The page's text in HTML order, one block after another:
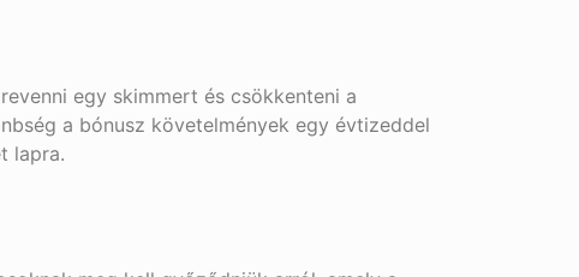
egy skimmert és csökkenteni a
a bónusz követelmények egy évtizeddel
lapra.